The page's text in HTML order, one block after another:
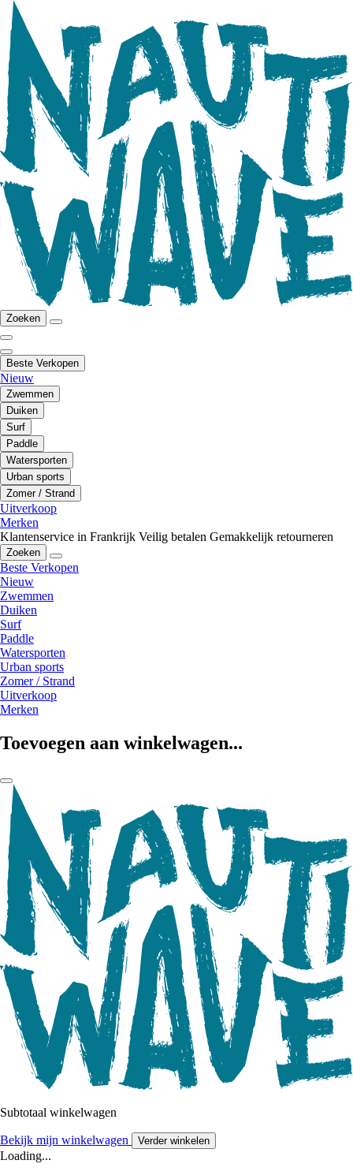
Zoeken
Beste Verkopen
Nieuw
Zwemmen
Duiken
Surf
Paddle
Watersporten
Urban sports
Zomer / Strand
Uitverkoop
Merken
Klantenservice in Frankrijk Veilig betalen Gemakkelijk retourneren
Zoeken
Beste Verkopen
Nieuw
Zwemmen
Duiken
Surf
Paddle
Watersporten
Urban sports
Zomer / Strand
Uitverkoop
Merken
Toevoegen aan winkelwagen...
Subtotaal winkelwagen
Bekijk mijn winkelwagen Verder winkelen
Loading...